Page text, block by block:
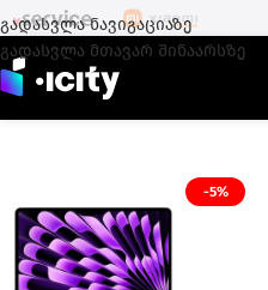
გადასვლა ნავიგაციაზე
გადასვლა მთავარ შინაარსზე
-5%